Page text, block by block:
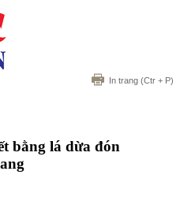
In trang (Ctr + P)
bằng lá dừa đón